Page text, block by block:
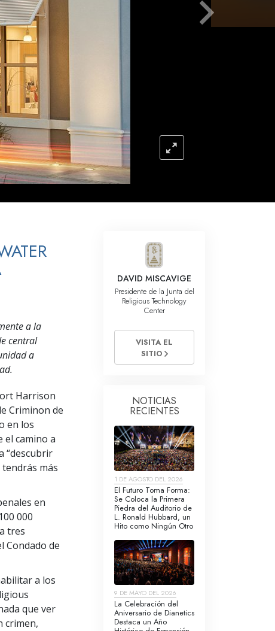
La Ética y las
La Causa de la Supresión
Investigaciones
Los Fundamentos de la Organización
La Tecnología de Estudio
a la
central
a
Harrison
Criminon de
en los
el camino a
“descubrir
más
en
000
tres
Condado de
a los
que ver
crimen,
DAVID MISCAVIGE
Presidente de la Junta del
Religious Technology
Center
VISITA EL
SITIO
NOTICIAS
RECIENTES
1 DE AGOSTO DEL 2026
El Futuro Toma Forma:
Se Coloca la Primera
Piedra del Auditorio de
L. Ronald Hubbard, un
Hito como Ningún Otro
9 DE MAYO DEL 2026
La Celebración del
Aniversario de Dianetics
Destaca un Año